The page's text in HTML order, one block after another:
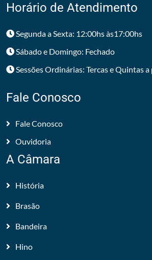
Horário de Atendimento
Segunda a Sexta: 12:00hs às17:00hs
Sábado e Domingo: Fechado
Sessões Ordinárias: Tercas e Quintas
Fale Conosco
Fale Conosco
Ouvidoria
A Câmara
História
Brasão
Bandeira
Hino